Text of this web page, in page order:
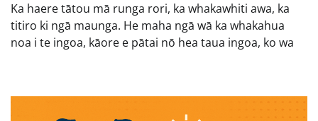
Ka haere tātou mā runga rori, ka whakawhiti awa, ka
titiro ki ngā maunga. He maha ngā wā ka whakahua
noa i te ingoa, kāore e pātai nō hea taua ingoa, ko wa